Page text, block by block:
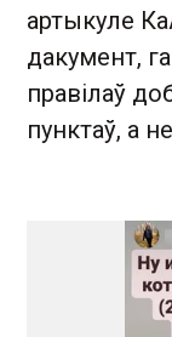
артыкуле
дакумент,
правілаў
пунктаў, а